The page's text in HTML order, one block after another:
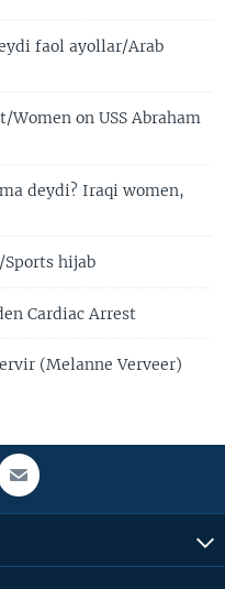
faol ayollar/Arab
on USS Abraham
deydi? Iraqi women,
hijab
Cardiac Arrest
(Melanne Verveer)